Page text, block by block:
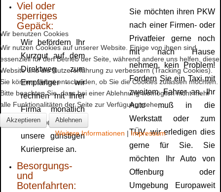
Sie möchten ihren PKW
nach einer Firmen- oder
Privatfeier gerne noch
mit nach Hause
nehmen, kein Problem!
Fordern Sie ein Taxi mit
zweitem Fahrer an. Ihr
Auto muß in die
Werkstatt oder zum
TÜV, wir erledigen dies
gerne für Sie. Sie
möchten Ihr Auto von
Offenburg oder
Umgebung Europaweit
Viel oder
sperriges
Gepäck:
Wir befördern Ihr
Kurzgut auf dem
Direktweg zum
Empfänger - wir
rechnen mit Ihrer
Firma monatlich
ab. Fordern Sie
unsere günstigen
Kurierpreise an.
Besorgungs-
und
Botenfahrten:
Wir benutzen Cookies
Wir nutzen Cookies auf unserer Website. Einige von ihnen sind
essenziell für den Betrieb der Seite, während andere uns helfen, diese
Website und die Nutzererfahrung zu verbessern (Tracking Cookies).
Sie können selbst entscheiden, ob Sie die Cookies zulassen möchten.
Bitte beachten Sie, dass bei einer Ablehnung womöglich nicht mehr
alle Funktionalitäten der Seite zur Verfügung stehen.
Akzeptieren Ablehnen
Weitere Informationen | Impressum